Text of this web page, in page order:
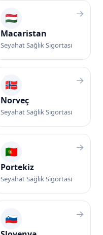
🇭🇺
Macaristan
Seyahat Sağlık Sigortası
→
🇳🇴
Norveç
Seyahat Sağlık Sigortası
→
🇵🇹
Portekiz
Seyahat Sağlık Sigortası
→
🇸🇮 →